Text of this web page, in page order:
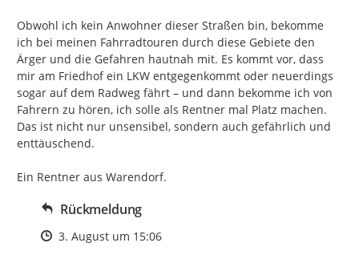
Obwohl ich kein Anwohner dieser Straßen bin, bekomme
ich bei meinen Fahrradtouren durch diese Gebiete den
Ärger und die Gefahren hautnah mit. Es kommt vor, dass
mir am Friedhof ein LKW entgegenkommt oder neuerdings
sogar auf dem Radweg fährt – und dann bekomme ich von
Fahrern zu hören, ich solle als Rentner mal Platz machen.
Das ist nicht nur unsensibel, sondern auch gefährlich und
enttäuschend.
Ein Rentner aus Warendorf.
Rückmeldung
Zeitpunkt des Erstellens
3. August um 15:06